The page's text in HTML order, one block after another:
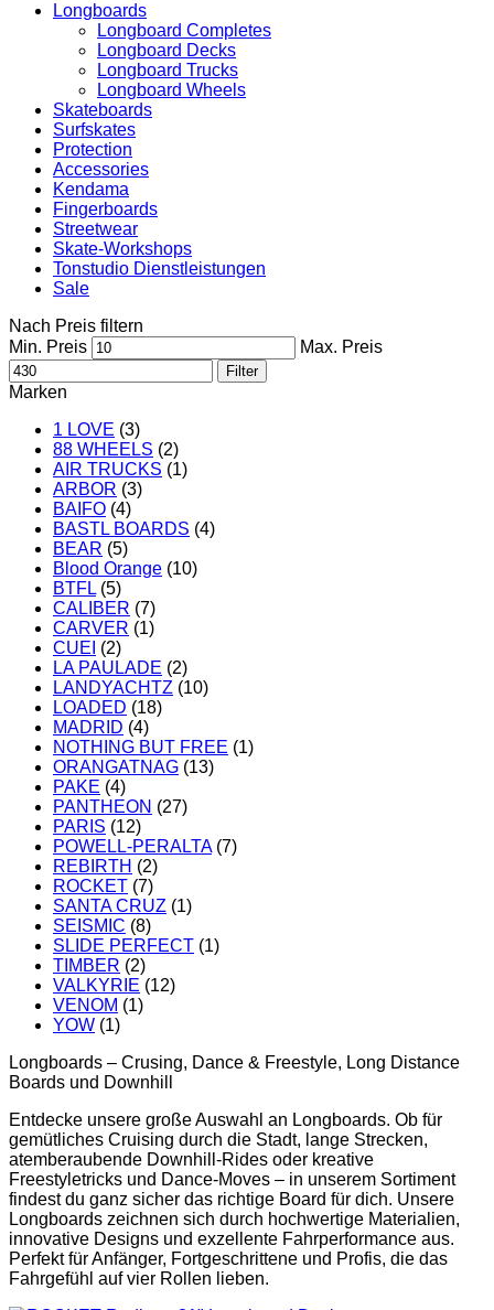
Longboards
Longboard Completes
Longboard Decks
Longboard Trucks
Longboard Wheels
Skateboards
Surfskates
Protection
Accessories
Kendama
Fingerboards
Streetwear
Skate-Workshops
Tonstudio Dienstleistungen
Sale
Nach Preis filtern
Min. Preis
Max. Preis
Filter
Marken
1 LOVE (3)
88 WHEELS (2)
AIR TRUCKS (1)
ARBOR (3)
BAIFO (4)
BASTL BOARDS (4)
BEAR (5)
Blood Orange (10)
BTFL (5)
CALIBER (7)
CARVER (1)
CUEI (2)
LA PAULADE (2)
LANDYACHTZ (10)
LOADED (18)
MADRID (4)
NOTHING BUT FREE (1)
ORANGATNAG (13)
PAKE (4)
PANTHEON (27)
PARIS (12)
POWELL-PERALTA (7)
REBIRTH (2)
ROCKET (7)
SANTA CRUZ (1)
SEISMIC (8)
SLIDE PERFECT (1)
TIMBER (2)
VALKYRIE (12)
VENOM (1)
YOW (1)
Longboards – Crusing, Dance & Freestyle, Long Distance
Boards und Downhill
Entdecke unsere große Auswahl an Longboards. Ob für
gemütliches Cruising durch die Stadt, lange Strecken,
atemberaubende Downhill-Rides oder kreative
Freestyletricks und Dance-Moves – in unserem Sortiment
findest du ganz sicher das richtige Board für dich. Unsere
Longboards zeichnen sich durch hochwertige Materialien,
innovative Designs und exzellente Fahrperformance aus.
Perfekt für Anfänger, Fortgeschrittene und Profis, die das
Fahrgefühl auf vier Rollen lieben.